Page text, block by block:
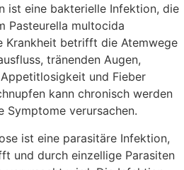
ist eine bakterielle Infektion, die
Pasteurella multocida
Krankheit betrifft die Atemwege
tränenden Augen,
und Fieber
kann chronisch werden
Symptome verursachen.
ist eine parasitäre Infektion,
und durch einzellige Parasiten